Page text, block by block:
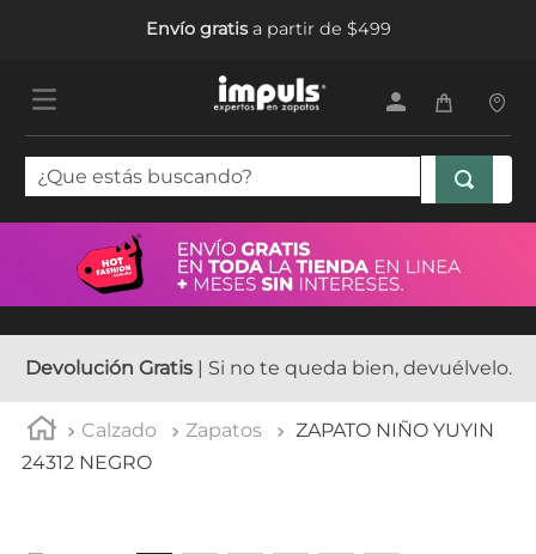
Envío gratisa partir de $499
¿Que estás buscando?
Devolución Gratis| Si no te queda bien, devuélvelo.
Calzado Zapatos
ZAPATO NIÑO YUYIN
24312 NEGRO
TÉRMINOS MÁS BUSCADOS
tenis mujer
3.
tenis hombre
4.
botas mujer
5. tenis niña